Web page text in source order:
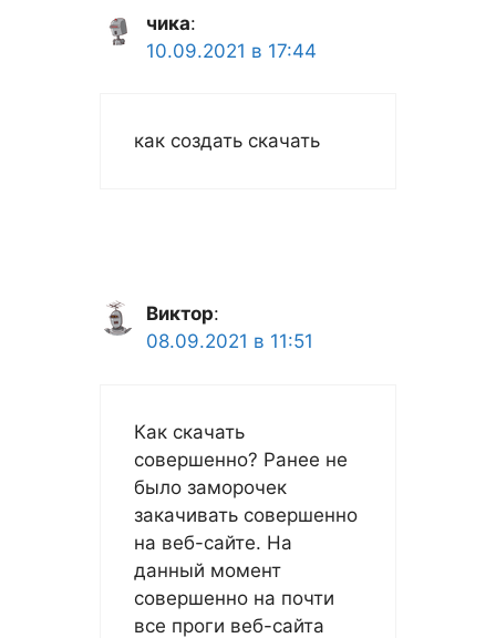
чика:
10.09.2021 в 17:44
как создать скачать
Виктор:
08.09.2021 в 11:51
Как скачать
совершенно? Ранее не
было заморочек
закачивать совершенно
на веб-сайте. На
данный момент
совершенно на почти
все проги веб-сайта